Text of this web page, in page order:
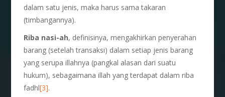
dalam satu jenis, maka harus sama takaran
(timbangannya).
Riba nasi-ah, definisinya, mengakhirkan penyerahan
barang (setelah transaksi) dalam setiap jenis barang
yang serupa illahnya (pangkal alasan dari suatu
hukum), sebagaimana illah yang terdapat dalam riba
fadhl[3].